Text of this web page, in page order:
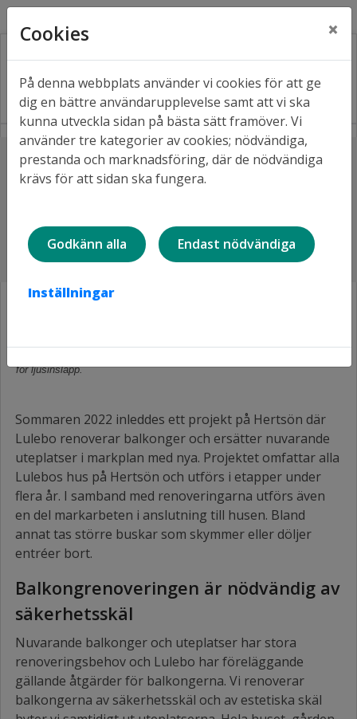
Lyssna
Hem
Projekt i våra områden
Hertsön, balkonger och uteplatser
Etapp 1:2, Havsöringsgränd 11-13,
genomförd 2023
för ljusinsläpp.
Sommaren 2022 inleddes ett projekt på Hertsön där
Lulebo renoverar balkonger och ersätter nuvarande
uteplatser i markplan med nya. Projektet omfattar alla
Lulebos hus på Hertsön och utförs i etapper under
flera år. I samband med renoveringarna utförs även
en del markarbeten i anslutning till husen. Bland
annat tas större buskar som skymmer eller döljer
entréer bort.
Balkongrenoveringen är nödvändig av
säkerhetsskäl
Nuvarande balkonger och uteplatser har stora
renoveringsbehov och Lulebo har föreläggande
gällande åtgärder för balkongerna. Vi renoverar
balkongerna av säkerhetsskäl och av estetiska skäl
Cookies ×
På denna webbplats använder vi cookies för att ge
dig en bättre användarupplevelse samt att vi ska
kunna utveckla sidan på bästa sätt framöver. Vi
använder tre kategorier av cookies; nödvändiga,
prestanda och marknadsföring, där de nödvändiga
krävs för att sidan ska fungera.
Godkänn alla Endast nödvändiga
Inställningar